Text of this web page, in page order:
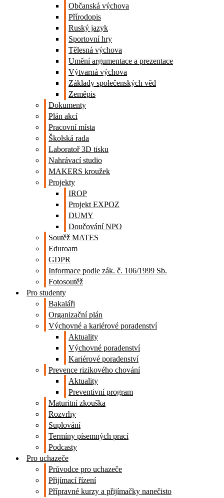
Občanská výchova
Přírodopis
Ruský jazyk
Sportovní hry
Tělesná výchova
Umění argumentace a prezentace
Výtvarná výchova
Základy společenských věd
Zeměpis
Dokumenty
Plán akcí
Pracovní místa
Školská rada
Laboratoř 3D tisku
Nahrávací studio
MAKERS kroužek
Projekty
IROP
Projekt EXPOZ
DUMY
Doučování NPO
Soutěž MATES
Eduroam
GDPR
Informace podle zák. č. 106/1999 Sb.
Fotosoutěž
Pro studenty
Bakaláři
Organizační plán
Výchovné a kariérové poradenství
Aktuality
Výchovné poradenství
Kariérové poradenství
Prevence rizikového chování
Aktuality
Preventivní program
Maturitní zkouška
Rozvrhy
Suplování
Termíny písemných prací
Podcasty
Pro uchazeče
Průvodce pro uchazeče
Přijímací řízení
Přípravné kurzy a přijímačky nanečisto